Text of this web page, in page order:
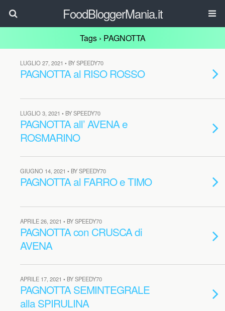
FoodBloggerMania.it
Tags › PAGNOTTA
LUGLIO 27, 2021 • BY SPEEDY70
PAGNOTTA al RISO ROSSO
LUGLIO 3, 2021 • BY SPEEDY70
PAGNOTTA all’ AVENA e
ROSMARINO
GIUGNO 14, 2021 • BY SPEEDY70
PAGNOTTA al FARRO e TIMO
APRILE 26, 2021 • BY SPEEDY70
PAGNOTTA con CRUSCA di
AVENA
APRILE 17, 2021 • BY SPEEDY70
PAGNOTTA SEMINTEGRALE
alla SPIRULINA